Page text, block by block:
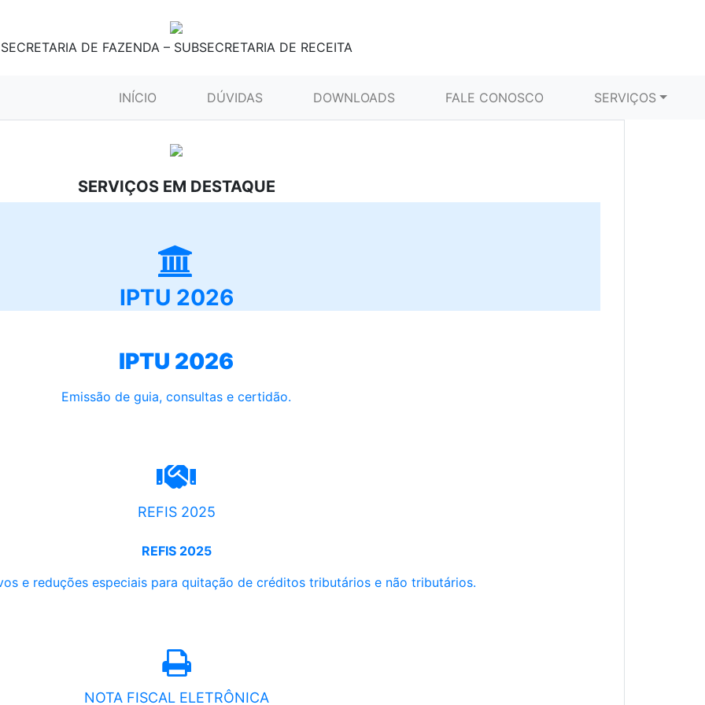
SECRETARIA DE FAZENDA – SUBSECRETARIA DE RECEITA
INÍCIO (CURRENT)DÚVIDAS DOWNLOADS FALE CONOSCO SERVIÇOS
SERVIÇOS EM DESTAQUE
IPTU 2026
IPTU 2026
Emissão de guia, consultas e certidão.
REFIS 2025
REFIS 2025
e reduções especiais para quitação de créditos tributários e não tributários.
NOTA FISCAL ELETRÔNICA